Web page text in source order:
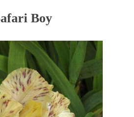
Boy